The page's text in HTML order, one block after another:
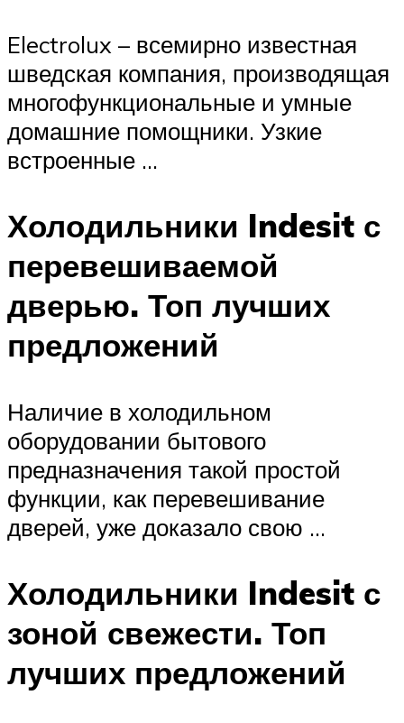
Electrolux – всемирно известная
шведская компания, производящая
многофункциональные и умные
домашние помощники. Узкие
встроенные …
Холодильники Indesit с
перевешиваемой
дверью. Топ лучших
предложений
Наличие в холодильном
оборудовании бытового
предназначения такой простой
функции, как перевешивание
дверей, уже доказало свою …
Холодильники Indesit с
зоной свежести. Топ
лучших предложений